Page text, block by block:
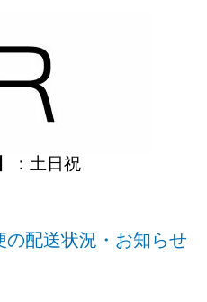
：土日祝
の配送状況・お知らせ